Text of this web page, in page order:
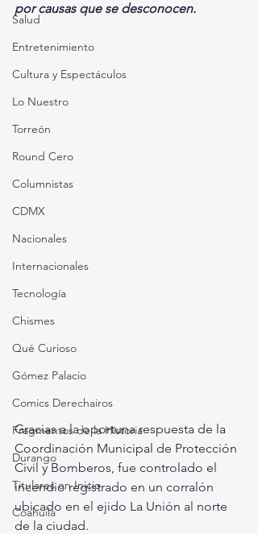
Salud
Entretenimiento
Cultura y Espectáculos
Lo Nuestro
Torreón
Round Cero
Columnistas
CDMX
Nacionales
Internacionales
Tecnología
Chismes
Qué Curioso
Gómez Palacio
Comics Derechairos
Fragmentos de la Historia
Durango
Titulares en Inicio
Coahuila
por causas que se desconocen.
Gracias a la oportuna respuesta de la
Coordinación Municipal de Protección
Civil y Bomberos, fue controlado el
incendio registrado en un corralón
ubicado en el ejido La Unión al norte
de la ciudad.